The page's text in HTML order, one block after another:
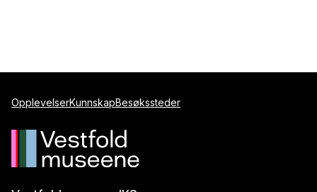
OpplevelserKunnskapBesøkssteder